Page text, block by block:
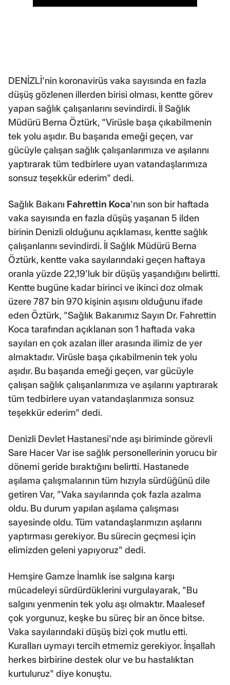
DENİZLİ'nin koronavirüs vaka sayısında en fazla
düşüş gözlenen illerden birisi olması, kentte görev
yapan sağlık çalışanlarını sevindirdi. İl Sağlık
Müdürü Berna Öztürk, "Virüsle başa çıkabilmenin
tek yolu aşıdır. Bu başarıda emeği geçen, var
gücüyle çalışan sağlık çalışanlarımıza ve aşılarını
yaptırarak tüm tedbirlere uyan vatandaşlarımıza
sonsuz teşekkür ederim" dedi.
Sağlık Bakanı Fahrettin Koca'nın son bir haftada
vaka sayısında en fazla düşüş yaşanan 5 ilden
birinin Denizli olduğunu açıklaması, kentte sağlık
çalışanlarını sevindirdi. İl Sağlık Müdürü Berna
Öztürk, kentte vaka sayılarındaki geçen haftaya
oranla yüzde 22,19'luk bir düşüş yaşandığını belirtti.
Kentte bugüne kadar birinci ve ikinci doz olmak
üzere 787 bin 970 kişinin aşısını olduğunu ifade
eden Öztürk, "Sağlık Bakanımız Sayın Dr. Fahrettin
Koca tarafından açıklanan son 1 haftada vaka
sayıları en çok azalan iller arasında ilimiz de yer
almaktadır. Virüsle başa çıkabilmenin tek yolu
aşıdır. Bu başarıda emeği geçen, var gücüyle
çalışan sağlık çalışanlarımıza ve aşılarını yaptırarak
tüm tedbirlere uyan vatandaşlarımıza sonsuz
teşekkür ederim" dedi.
Denizli Devlet Hastanesi'nde aşı biriminde görevli
Sare Hacer Var ise sağlık personellerinin yorucu bir
dönemi geride bıraktığını belirtti. Hastanede
aşılama çalışmalarının tüm hızıyla sürdüğünü dile
getiren Var, "Vaka sayılarında çok fazla azalma
oldu. Bu durum yapılan aşılama çalışması
sayesinde oldu. Tüm vatandaşlarımızın aşılarını
yaptırması gerekiyor. Bu sürecin geçmesi için
elimizden geleni yapıyoruz" dedi.
Hemşire Gamze İnamlık ise salgına karşı
mücadeleyi sürdürdüklerini vurgulayarak, "Bu
salgını yenmenin tek yolu aşı olmaktır. Maalesef
çok yorgunuz, keşke bu süreç bir an önce bitse.
Vaka sayılarındaki düşüş bizi çok mutlu etti.
Kuralları uymayı tercih etmemiz gerekiyor. İnşallah
herkes birbirine destek olur ve bu hastalıktan
kurtuluruz" diye konuştu.